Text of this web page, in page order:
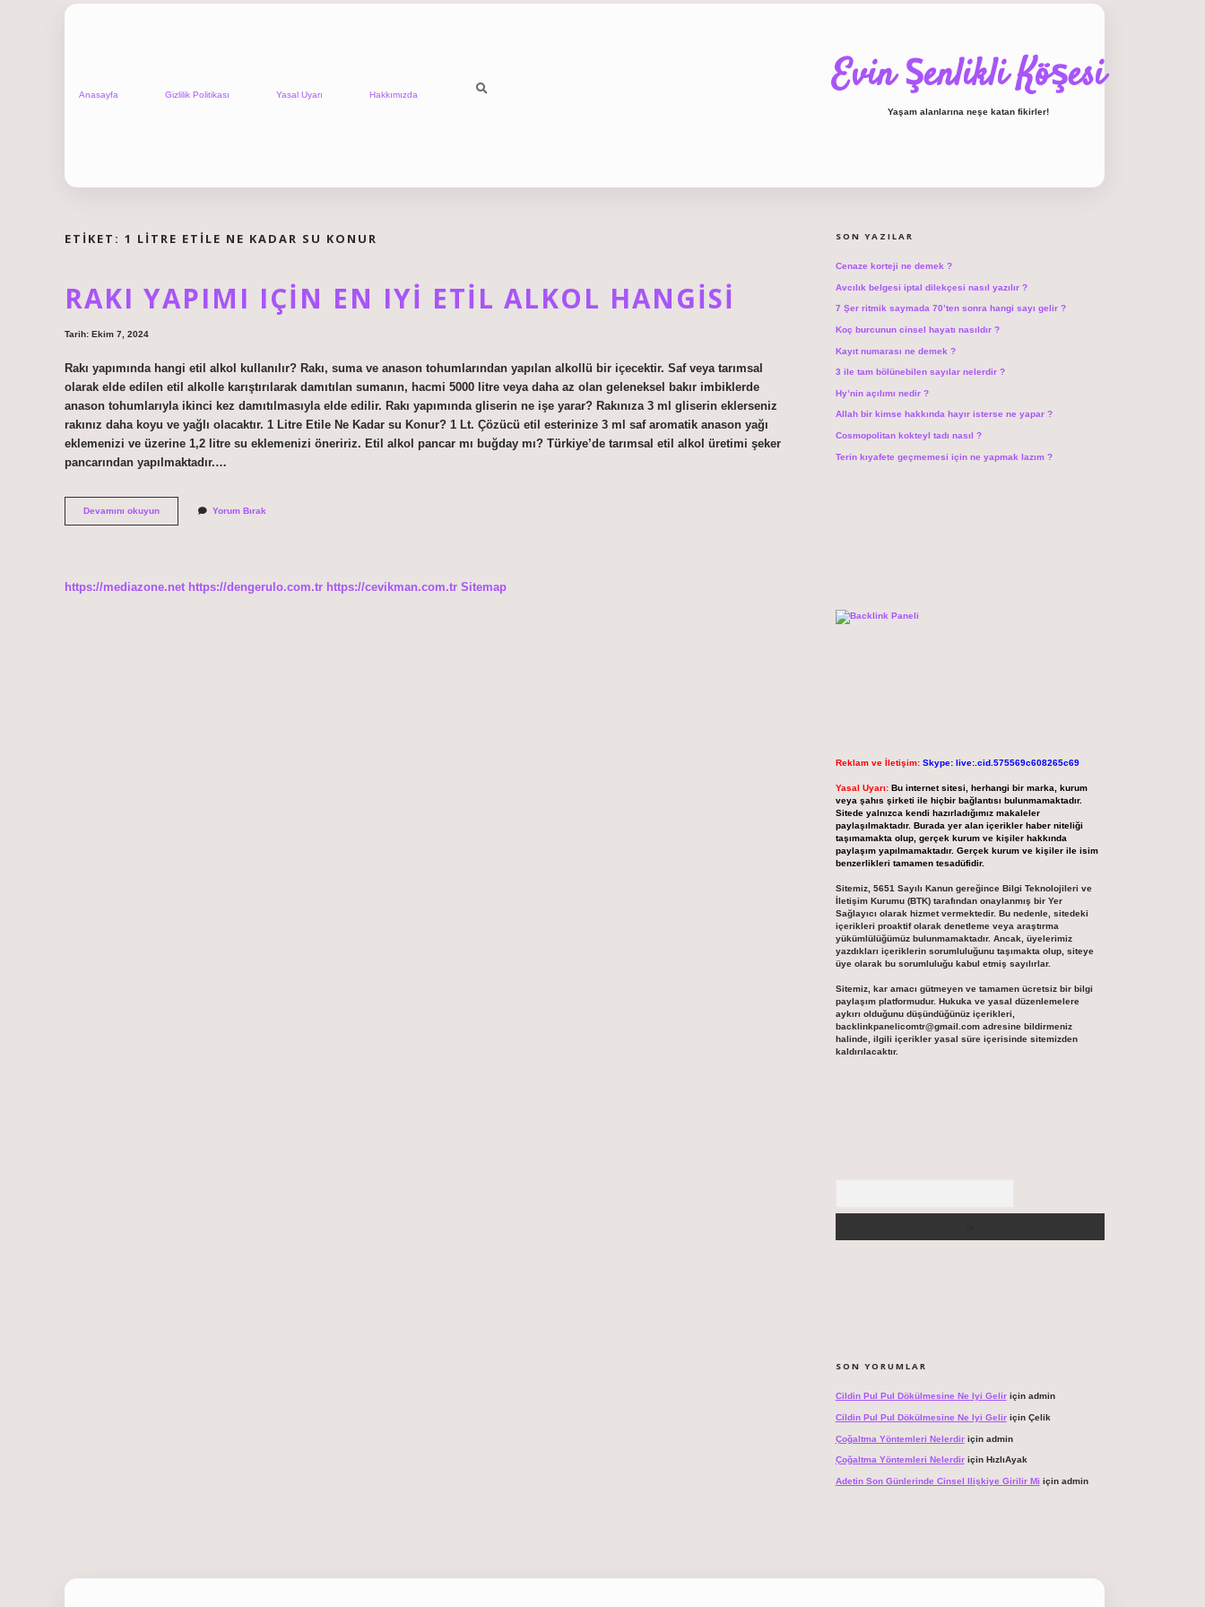
Anasayfa Gizlilik Politikası Yasal Uyarı Hakkımızda Evin Şenlikli Köşesi
Yaşam alanlarına neşe katan fikirler!
ETIKET: 1 LITRE ETILE NE KADAR SU KONUR
RAKI YAPIMI IÇIN EN IYI ETIL ALKOL HANGISI
Tarih: Ekim 7, 2024
Rakı yapımında hangi etil alkol kullanılır? Rakı, suma ve anason tohumlarından yapılan alkollü bir içecektir. Saf veya tarımsal
olarak elde edilen etil alkolle karıştırılarak damıtılan sumanın, hacmi 5000 litre veya daha az olan geleneksel bakır imbiklerde
anason tohumlarıyla ikinci kez damıtılmasıyla elde edilir. Rakı yapımında gliserin ne işe yarar? Rakınıza 3 ml gliserin eklerseniz
rakınız daha koyu ve yağlı olacaktır. 1 Litre Etile Ne Kadar su Konur? 1 Lt. Çözücü etil esterinize 3 ml saf aromatik anason yağı
eklemenizi ve üzerine 1,2 litre su eklemenizi öneririz. Etil alkol pancar mı buğday mı? Türkiye’de tarımsal etil alkol üretimi şeker
pancarından yapılmaktadır.…
Devamını okuyunRakı
Yapımı
Alkol
Yorum Bırak
https://mediazone.net https://dengerulo.com.tr https://cevikman.com.tr Sitemap
SON YAZILAR
Cenaze korteji ne demek ?
Avcılık belgesi iptal dilekçesi nasıl yazılır ?
7 Şer ritmik saymada 70’ten sonra hangi sayı gelir ?
Koç burcunun cinsel hayatı nasıldır ?
Kayıt numarası ne demek ?
3 ile tam bölünebilen sayılar nelerdir ?
Hy’nin açılımı nedir ?
Allah bir kimse hakkında hayır isterse ne yapar ?
Cosmopolitan kokteyl tadı nasıl ?
Terin kıyafete geçmemesi için ne yapmak lazım ?
Reklam ve İletişim: Skype: live:.cid.575569c608265c69
Yasal Uyarı: Bu internet sitesi, herhangi bir marka, kurum
veya şahıs şirketi ile hiçbir bağlantısı bulunmamaktadır.
Sitede yalnızca kendi hazırladığımız makaleler
paylaşılmaktadır. Burada yer alan içerikler haber niteliği
taşımamakta olup, gerçek kurum ve kişiler hakkında
paylaşım yapılmamaktadır. Gerçek kurum ve kişiler ile isim
benzerlikleri tamamen tesadüfidir.
Sitemiz, 5651 Sayılı Kanun gereğince Bilgi Teknolojileri ve
İletişim Kurumu (BTK) tarafından onaylanmış bir Yer
Sağlayıcı olarak hizmet vermektedir. Bu nedenle, sitedeki
içerikleri proaktif olarak denetleme veya araştırma
yükümlülüğümüz bulunmamaktadır. Ancak, üyelerimiz
yazdıkları içeriklerin sorumluluğunu taşımakta olup, siteye
üye olarak bu sorumluluğu kabul etmiş sayılırlar.
Sitemiz, kar amacı gütmeyen ve tamamen ücretsiz bir bilgi
paylaşım platformudur. Hukuka ve yasal düzenlemelere
aykırı olduğunu düşündüğünüz içerikleri,
backlinkpanelicomtr@gmail.comadresine bildirmeniz
halinde, ilgili içerikler yasal süre içerisinde sitemizden
kaldırılacaktır.
SON YORUMLAR
Cildin Pul Pul Dökülmesine Ne Iyi Geliriçin admin
Cildin Pul Pul Dökülmesine Ne Iyi Geliriçin Çelik
Çoğaltma Yöntemleri Nelerdiriçin admin
Çoğaltma Yöntemleri Nelerdiriçin HızlıAyak
Adetin Son Günlerinde Cinsel Ilişkiye Girilir Mi için admin